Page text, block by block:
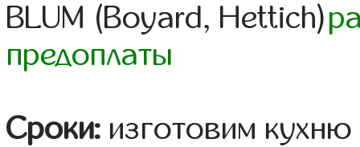
BLUM (Boyard, Hettich)
предоплаты
Сроки: изготовим